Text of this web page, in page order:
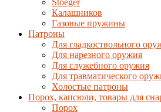
Stoeger
Калашников
Газовые пружины
Патроны
Для гладкоствольного
Для нарезного оружия
Для служебного оружия
Для травматического
Холостые патроны
Порох, капсюли, товары для
Порох